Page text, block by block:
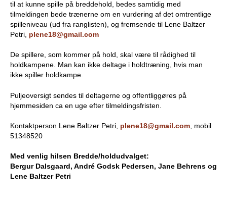
til at kunne spille på breddehold, bedes samtidig med
tilmeldingen bede trænerne om en vurdering af det omtrentlige
spilleniveau (ud fra ranglisten), og fremsende til Lene Baltzer
Petri, plene18@gmail.com
De spillere, som kommer på hold, skal være til rådighed til
holdkampene. Man kan ikke deltage i holdtræning, hvis man
ikke spiller holdkampe.
Puljeoversigt sendes til deltagerne og offentliggøres på
hjemmesiden ca en uge efter tilmeldingsfristen.
Kontaktperson Lene Baltzer Petri, plene18@gmail.com , mobil
51348520
Med venlig hilsen Bredde/holdudvalget:
Bergur Dalsgaard, André Godsk Pedersen, Jane Behrens og
Lene Baltzer Petri